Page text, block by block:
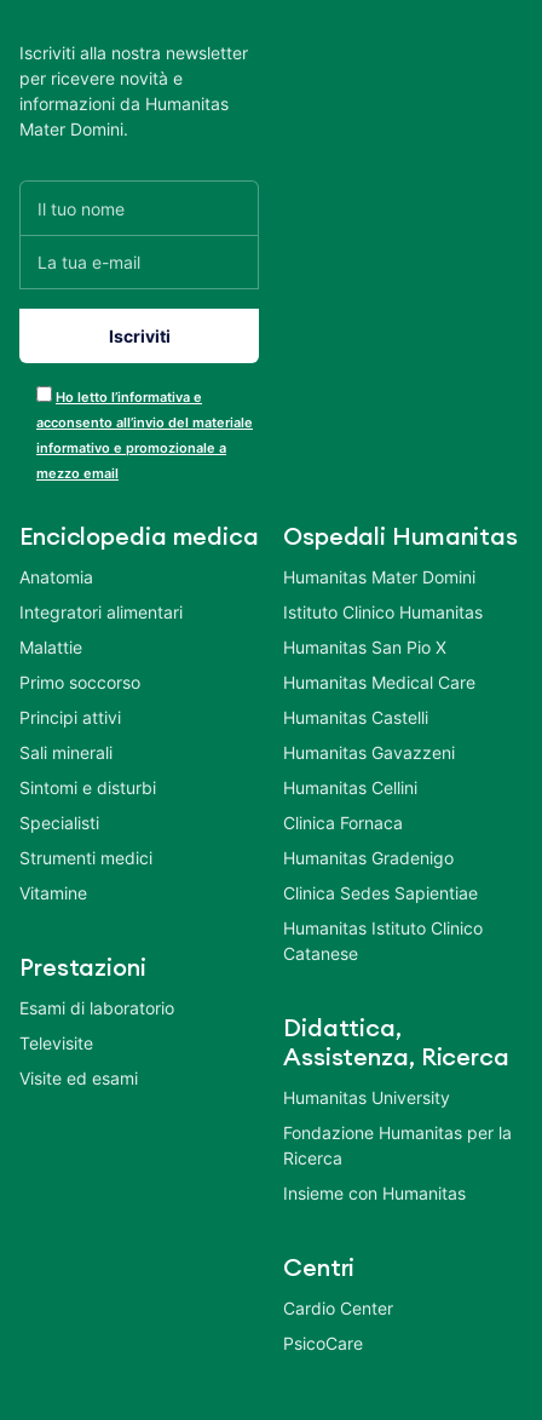
Iscriviti alla nostra newsletter
per ricevere novità e
informazioni da Humanitas
Mater Domini.
Ho letto l’informativa e
acconsento all’invio del materiale
informativo e promozionale a
mezzo email
Enciclopedia medica
Anatomia
Integratori alimentari
Malattie
Primo soccorso
Principi attivi
Sali minerali
Sintomi e disturbi
Specialisti
Strumenti medici
Vitamine
Prestazioni
Esami di laboratorio
Televisite
Visite ed esami
Ospedali Humanitas
Humanitas Mater Domini
Istituto Clinico Humanitas
Humanitas San Pio X
Humanitas Medical Care
Humanitas Castelli
Humanitas Gavazzeni
Humanitas Cellini
Clinica Fornaca
Humanitas Gradenigo
Clinica Sedes Sapientiae
Humanitas Istituto Clinico
Catanese
Didattica,
Assistenza, Ricerca
Humanitas University
Fondazione Humanitas per la
Ricerca
Insieme con Humanitas
Centri
Cardio Center
PsicoCare